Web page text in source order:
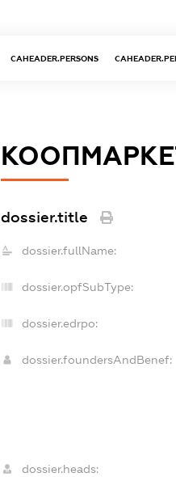
CAHEADER.PERSONS
dossier.title
dossier.fullName:
dossier.opfSubType:
dossier.edrpo:
dossier.foundersAndBenef:
dossier.heads: